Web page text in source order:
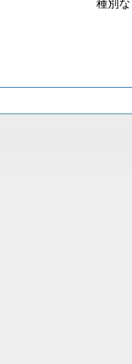
種別な